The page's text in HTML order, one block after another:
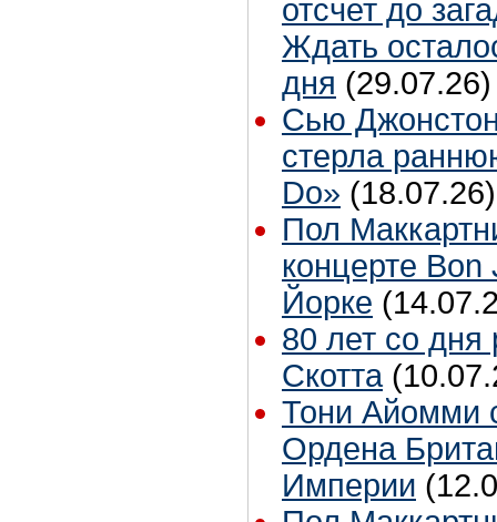
отсчет до
Ждать
дня (29.07.26)
Сью
стерла
Do» (18.07.26)
Пол
концерте
Йорке
80 лет со
Скотта
Тони Айомми
Ордена
Империи